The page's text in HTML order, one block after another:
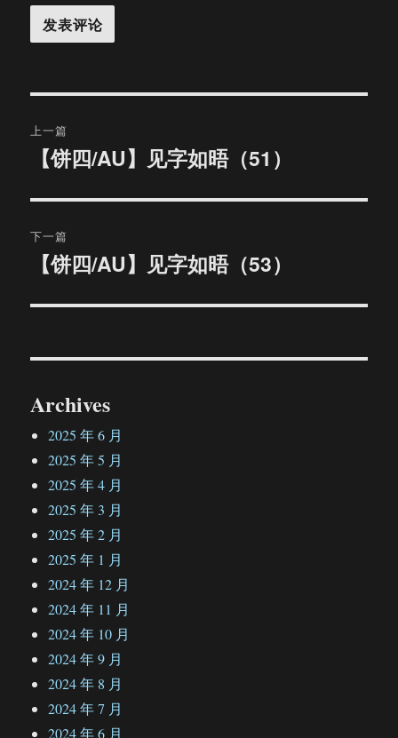
章
航
上一篇
文
章：
【饼四/AU】见字如晤（51）
下一篇
文
【饼四/AU】见字如晤（53）
Archives
2025 年 6 月
2025 年 5 月
2025 年 4 月
2025 年 3 月
2025 年 2 月
2025 年 1 月
2024 年 12 月
2024 年 11 月
2024 年 10 月
2024 年 9 月
2024 年 8 月
2024 年 7 月
2024 年 6 月